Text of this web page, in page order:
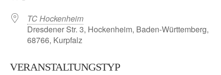
TC Hockenheim
Dresdener Str. 3, Hockenheim, Baden-Württemberg,
68766, Kurpfalz
VERANSTALTUNGSTYP